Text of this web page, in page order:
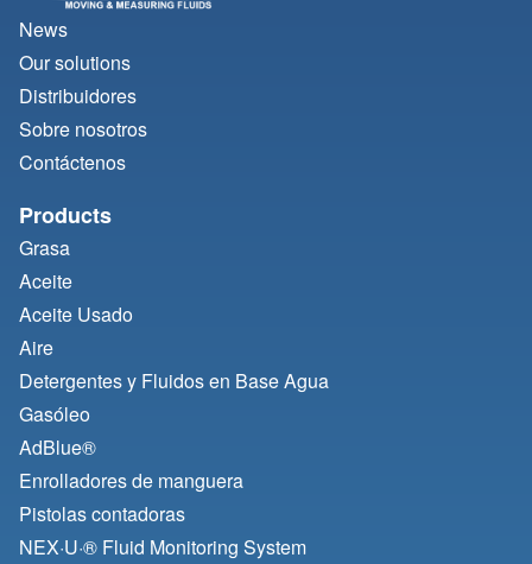
News
Our solutions
Distribuidores
Sobre nosotros
Contáctenos
Products
Grasa
Aceite
Aceite Usado
Aire
Detergentes y Fluidos en Base Agua
Gasóleo
AdBlue®
Enrolladores de manguera
Pistolas contadoras
NEX·U·® Fluid Monitoring System